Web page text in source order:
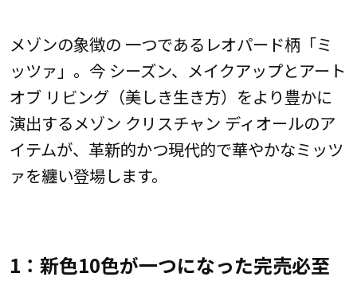
メゾンの象徴の 一つであるレオパード柄「ミ
ッツァ」。今 シーズン、メイクアップとアート
オブ リビング（美しき生き方）をより豊かに
演出するメゾン クリスチャン ディオールのア
イテムが、革新的かつ現代的で華やかなミッツ
ァを纏い登場します。
1：新色10色が一つになった完売必至